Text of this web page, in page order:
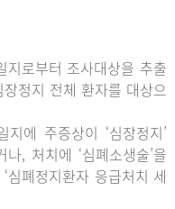
지로부터 조사대상을 추출
정지 전체 환자를 대상으
에 주증상이 ‘심장정지’
, 처치에 ‘심폐소생술’을
심폐정지환자 응급처치 세